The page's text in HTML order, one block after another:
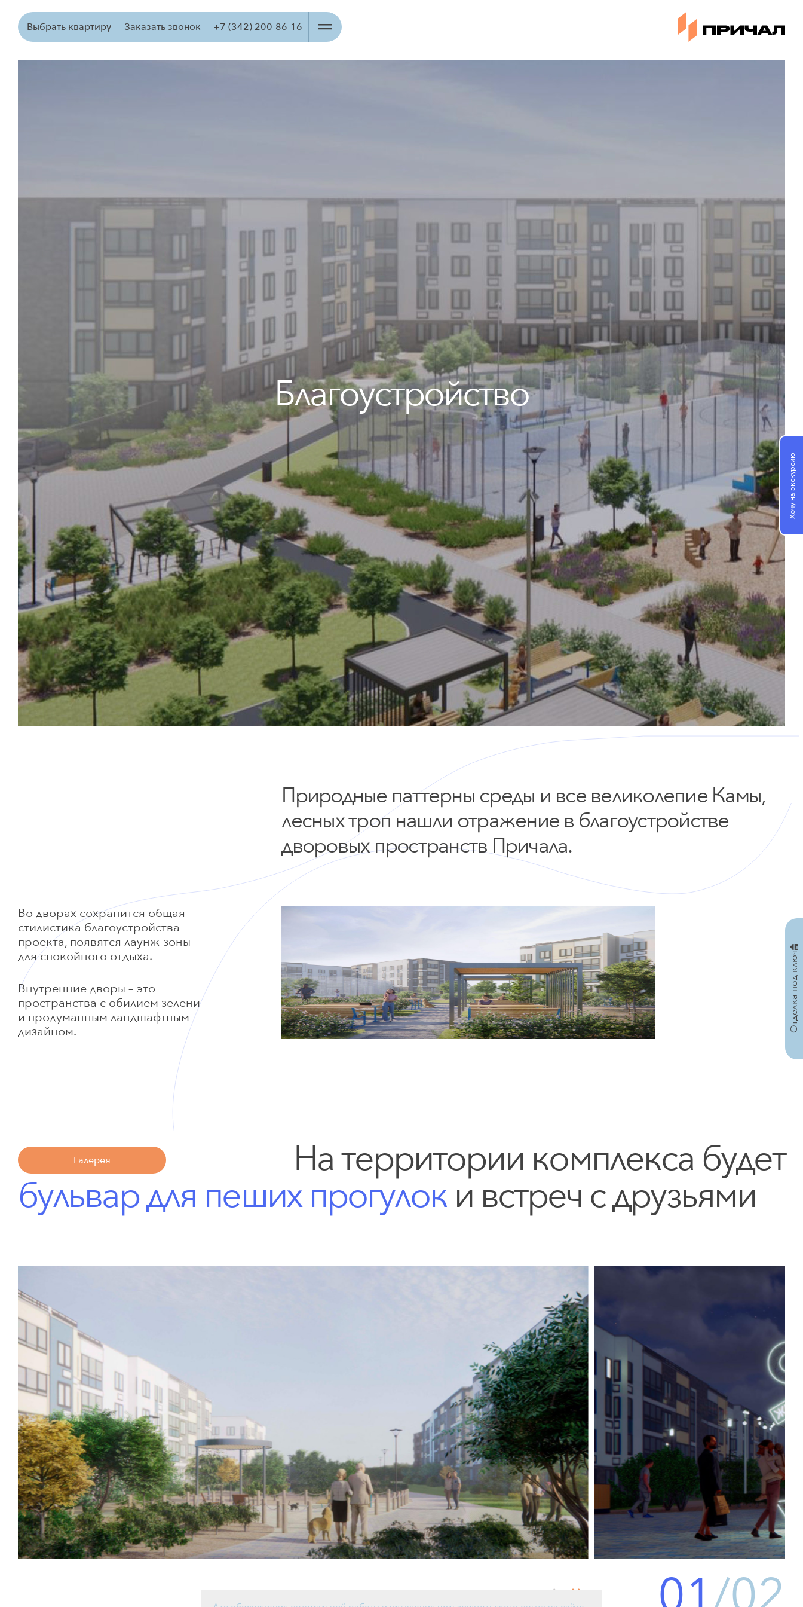
Хочу на экскурсию
Отделка под ключ
Выбрать квартиру Заказать звонок +7 (342) 200-86-16
Благоустройство
Природные паттерны среды и все великолепие Камы,
лесных троп нашли отражение в благоустройстве
дворовых пространств Причала.
Во дворах сохранится общая
стилистика благоустройства
проекта, появятся лаунж-зоны
для спокойного отдыха.
Внутренние дворы – это
пространства с обилием зелени
и продуманным ландшафтным
дизайном.
Натерритории комплекса будет
бульвардля пешихпрогулок и встречсдрузьями
Галерея